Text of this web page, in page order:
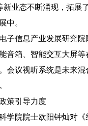
新业态不断涌现，拓展
中。
信息产业发展研究院
音箱、智能交互大屏
会议视听系统是未来
引导力度
院院士欧阳钟灿对《